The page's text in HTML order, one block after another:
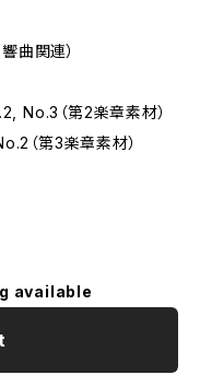
曲関連）
No.3（第2楽章素材）
（第3楽章素材）
available